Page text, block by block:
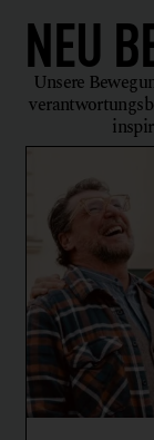
NEU
Unsere